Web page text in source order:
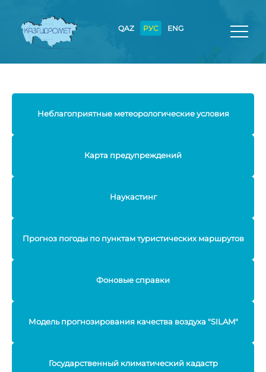
QAZ РУС ENG
Неблагоприятные метеорологические условия
Карта предупреждений
Наукастинг
Прогноз погоды по пунктам туристических маршрутов
Фоновые справки
Модель прогнозирования качества воздуха "SILAM"
Государственный климатический кадастр